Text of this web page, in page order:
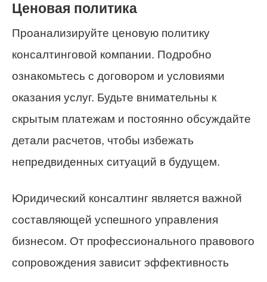
Ценовая политика
Проанализируйте ценовую политику
консалтинговой компании. Подробно
ознакомьтесь с договором и условиями
оказания услуг. Будьте внимательны к
скрытым платежам и постоянно обсуждайте
детали расчетов, чтобы избежать
непредвиденных ситуаций в будущем.
Юридический консалтинг является важной
составляющей успешного управления
бизнесом. От профессионального правового
сопровождения зависит эффективность